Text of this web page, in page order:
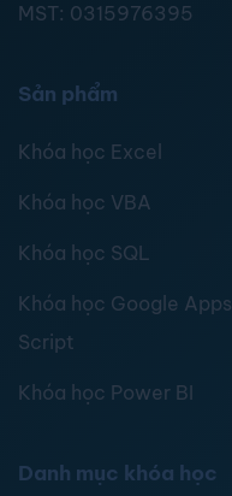
MST: 0315976395
Sản phẩm
Khóa học Excel
Khóa học VBA
Khóa học SQL
Khóa học Google Apps
Script
Khóa học Power BI
Danh mục khóa học